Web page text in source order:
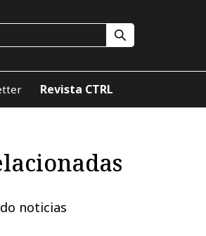
Revista CTRL
noticias